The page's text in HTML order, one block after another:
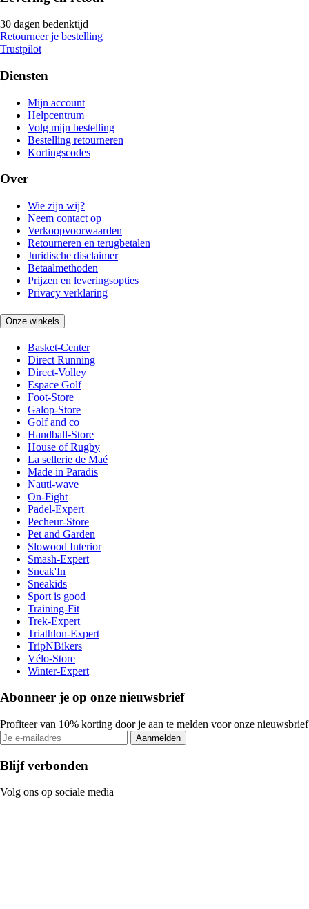
30 dagen bedenktijd
Retourneer je bestelling
Trustpilot
Diensten
Mijn account
Helpcentrum
Volg mijn bestelling
Bestelling retourneren
Kortingscodes
Over
Wie zijn wij?
Neem contact op
Verkoopvoorwaarden
Retourneren en terugbetalen
Juridische disclaimer
Betaalmethoden
Prijzen en leveringsopties
Privacy verklaring
Onze winkels
Basket-Center
Direct Running
Direct-Volley
Espace Golf
Foot-Store
Galop-Store
Golf and co
Handball-Store
House of Rugby
La sellerie de Maé
Made in Paradis
Nauti-wave
On-Fight
Padel-Expert
Pecheur-Store
Pet and Garden
Slowood Interior
Smash-Expert
Sneak'In
Sneakids
Sport is good
Training-Fit
Trek-Expert
Triathlon-Expert
TripNBikers
Vélo-Store
Winter-Expert
Abonneer je op onze nieuwsbrief
Profiteer van 10% korting door je aan te melden voor onze nieuwsbrief
Aanmelden
Blijf verbonden
Volg ons op sociale media